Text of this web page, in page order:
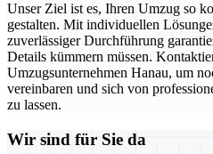
Unser Ziel ist es, Ihren Umzug so
gestalten. Mit individuellen
zuverlässiger Durchführung
Details kümmern müssen.
Umzugsunternehmen Hanau, um
vereinbaren und sich von
zu lassen.
Wir sind für Sie da